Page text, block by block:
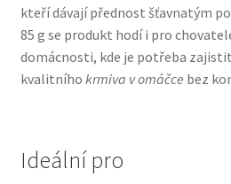
Přepravky pro psy
Purizon pro psy — Vysoký
Veterinární dieta pro psy
kteří dávají přednost šťavnatým
85 g se produkt hodí i pro
domácnosti, kde je potřeba
kvalitního krmiva v omáčce bez
Ideální pro